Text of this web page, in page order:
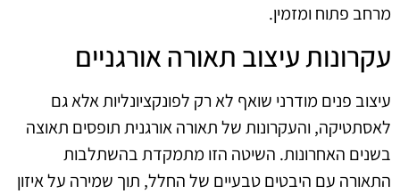
מרחב פתוח ומזמין.
עקרונות עיצוב תאורה אורגניים
עיצוב פנים מודרני שואף לא רק לפונקציונליות אלא גם
לאסתטיקה, והעקרונות של תאורה אורגנית תופסים תאוצה
בשנים האחרונות. השיטה הזו מתמקדת בהשתלבות
התאורה עם היבטים טבעיים של החלל, תוך שמירה על איזון